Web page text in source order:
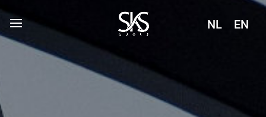
NL EN